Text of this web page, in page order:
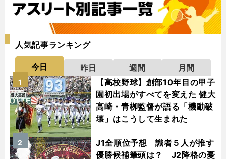
人気記事ランキング
今日 昨日 週間
月間
【高校野球】創部10年目の甲子
園初出場がすべてを変えた 健大
高崎・青栁監督が語る「機動破
壊」はこうして生まれた
1
J1全順位予想 識者５人が推す
優勝候補筆頭は？ J2降格の憂
2